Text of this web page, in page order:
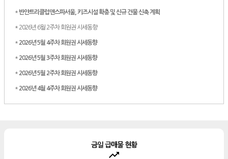
* 반얀트리클럽앤스파서울, 키즈시설 확충 및 신규 건물 신축 계획
* 2026년 6월 2주차 회원권 시세동향
* 2026년 5월 4주차 회원권 시세동향
* 2026년 5월 3주차 회원권 시세동향
* 2026년 5월 2주차 회원권 시세동향
* 2026년 4월 4주차 회원권 시세동향
금일 급매물 현황
trending_up